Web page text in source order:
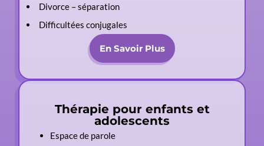
Divorce – séparation
Difficultées conjugales
En Savoir Plus
Thérapie pour enfants et
adolescents
Espace de parole